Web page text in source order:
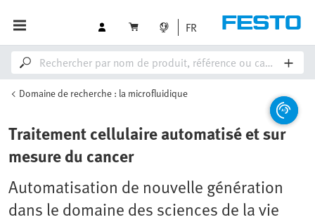
FR
Domaine de recherche : la microfluidique
Traitement cellulaire automatisé et sur
mesure du cancer
Automatisation de nouvelle génération
dans le domaine des sciences de la vie